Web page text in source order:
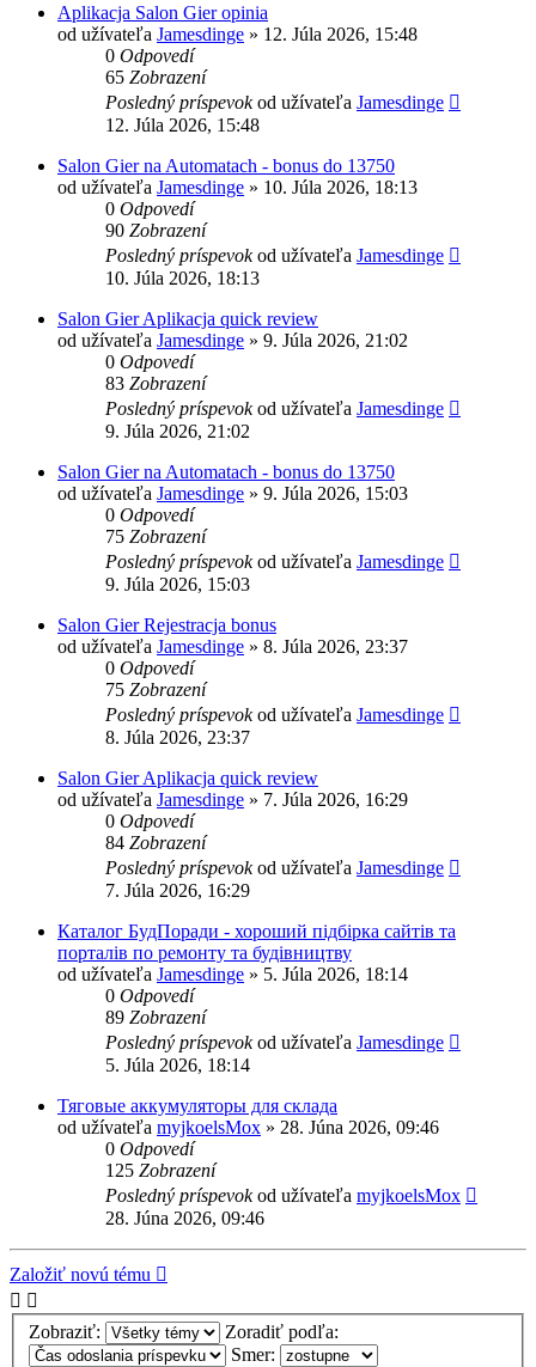
Aplikacja Salon Gier opinia
od užívateľa Jamesdinge » 12. Júla 2026, 15:48
0 Odpovedí
65 Zobrazení
Posledný príspevokod užívateľa Jamesdinge
12. Júla 2026, 15:48
Salon Gier na Automatach - bonus do 13750
od užívateľa Jamesdinge » 10. Júla 2026, 18:13
0 Odpovedí
90 Zobrazení
Posledný príspevokod užívateľa Jamesdinge
10. Júla 2026, 18:13
Salon Gier Aplikacja quick review
od užívateľa Jamesdinge » 9. Júla 2026, 21:02
0 Odpovedí
83 Zobrazení
Posledný príspevokod užívateľa Jamesdinge
9. Júla 2026, 21:02
Salon Gier na Automatach - bonus do 13750
od užívateľa Jamesdinge » 9. Júla 2026, 15:03
0 Odpovedí
75 Zobrazení
Posledný príspevokod užívateľa Jamesdinge
9. Júla 2026, 15:03
Salon Gier Rejestracja bonus
od užívateľa Jamesdinge » 8. Júla 2026, 23:37
0 Odpovedí
75 Zobrazení
Posledný príspevokod užívateľa Jamesdinge
8. Júla 2026, 23:37
Salon Gier Aplikacja quick review
od užívateľa Jamesdinge » 7. Júla 2026, 16:29
0 Odpovedí
84 Zobrazení
Posledný príspevokod užívateľa Jamesdinge
7. Júla 2026, 16:29
Каталог БудПоради - хороший підбірка сайтів та
порталів по ремонту та будівництву
od užívateľa Jamesdinge » 5. Júla 2026, 18:14
0 Odpovedí
89 Zobrazení
Posledný príspevokod užívateľa Jamesdinge
5. Júla 2026, 18:14
Тяговые аккумуляторы для склада
od užívateľa myjkoelsMox » 28. Júna 2026, 09:46
0 Odpovedí
125 Zobrazení
Posledný príspevokod užívateľa myjkoelsMox
28. Júna 2026, 09:46
Založiť novú tému
Zobraziť:
Zoradiť podľa:
Smer: